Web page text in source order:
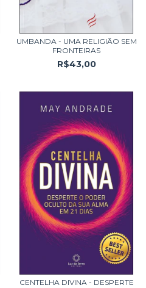
UMBANDA - UMA RELIGIÃO SEM
FRONTEIRAS
R$43,00
CENTELHA DIVINA - DESPERTE